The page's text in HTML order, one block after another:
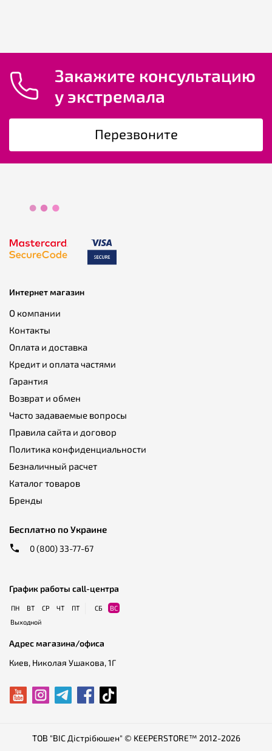
Закажите консультацию
у экстремала
Перезвоните
Бесплатно по Украине
0 (800) 33-77-67
Интернет магазин
О компании
Контакты
Оплата и доставка
Кредит и оплата частями
Гарантия
Возврат и обмен
Часто задаваемые вопросы
Правила сайта и договор
Политика конфиденциальности
Безналичный расчет
Каталог товаров
Бренды
График работы call-центра
ПН ВТ СР ЧТ ПТ СБ
ВС
Выходной
Адрес магазина/офиса
Киев, Николая Ушакова, 1Г
ТОВ "ВІС Дістрібюшен" © KEEPERSTORE™ 2012-2026